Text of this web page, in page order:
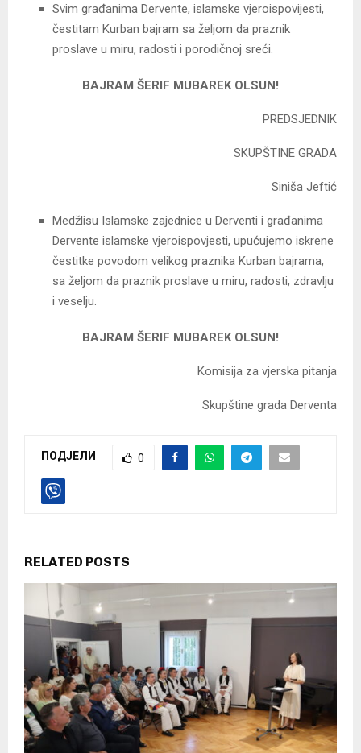
Svim građanima Dervente, islamske vjeroispovijesti,
čestitam Kurban bajram sa željom da praznik
proslave u miru, radosti i porodičnoj sreći.
BAJRAM ŠERIF MUBAREK OLSUN!
PREDSJEDNIK
SKUPŠTINE GRADA
Siniša Jeftić
Medžlisu Islamske zajednice u Derventi i građanima
Dervente islamske vjeroispovjesti, upućujemo iskrene
čestitke povodom velikog praznika Kurban bajrama,
sa željom da praznik proslave u miru, radosti, zdravlju
i veselju.
BAJRAM ŠERIF MUBAREK OLSUN!
Komisija za vjerska pitanja
Skupštine grada Derventa
ПОДЈЕЛИ 0
RELATED POSTS